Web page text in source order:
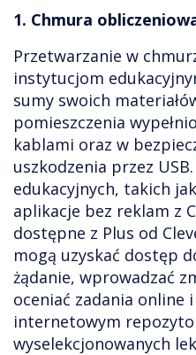
1. Chmura
Przetwarzanie w
instytucjom
sumy swoich
pomieszczenia
kablami oraz w
uszkodzenia przez
edukacyjnych, takich
aplikacje bez reklam z
dostępne z Plus od
mogą uzyskać dostęp
żądanie, wprowadzać
oceniać zadania online
internetowym
wyselekcjonowanych